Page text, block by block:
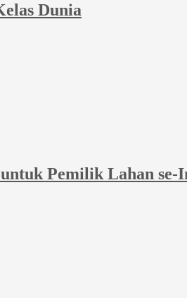
Dunia
Pemilik Lahan se-